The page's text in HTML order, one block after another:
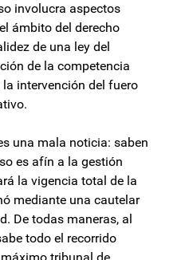
involucra aspectos
ámbito del derecho
de una ley del
de la competencia
intervención del fuero
una mala noticia: saben
es afín a la gestión
la vigencia total de la
mediante una cautelar
De todas maneras, al
todo el recorrido